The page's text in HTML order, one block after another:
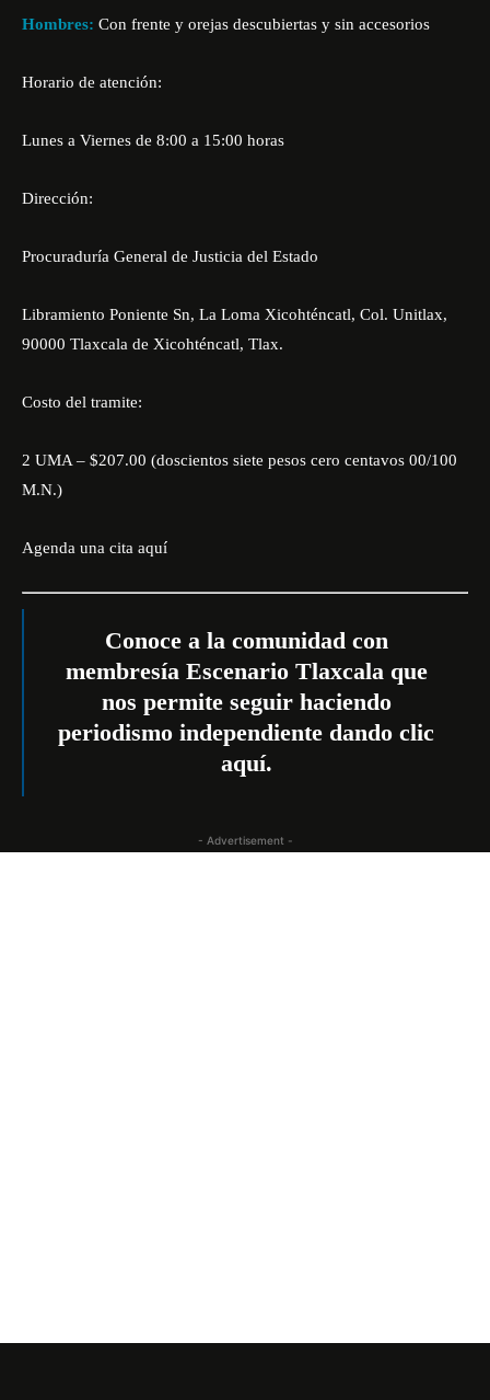
Hombres: Con frente y orejas descubiertas y sin accesorios
Horario de atención:
Lunes a Viernes de 8:00 a 15:00 horas
Dirección:
Procuraduría General de Justicia del Estado
Libramiento Poniente Sn, La Loma Xicohténcatl, Col. Unitlax,
90000 Tlaxcala de Xicohténcatl, Tlax.
Costo del tramite:
2 UMA – $207.00 (doscientos siete pesos cero centavos 00/100
M.N.)
Agenda una cita aquí
Conoce a la comunidad con
membresía Escenario Tlaxcala que
nos permite seguir haciendo
periodismo independiente dando clic
aquí.
- Advertisement -